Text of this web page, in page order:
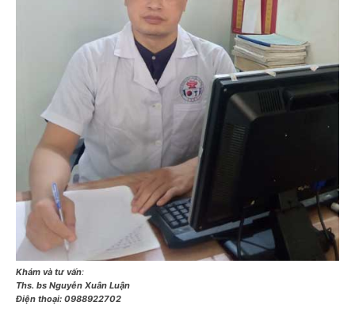
Khám và tư vấn:
Ths. bs Nguyễn Xuân Luận
Điện thoại: 0988922702